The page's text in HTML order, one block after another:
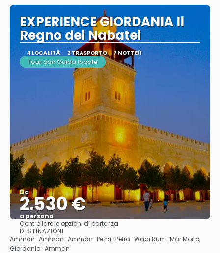
EXPERIENCE GIORDANIA Il
Regno dei Nabatei
4 LOCALITÀ 2 TRASPORTO 7 NOTTE/I
Tour con Guida locale
Da
2.530 €
a persona
Vedere
Controllare le opzioni di partenza
DESTINAZIONI
Amman · Amman · Amman · Petra · Petra · Wadi Rum · Mar Morto,
Giordania · Amman